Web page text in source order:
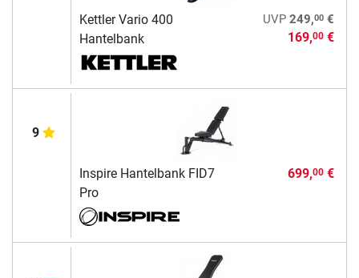
Kettler Vario 400
Hantelbank
UVP 249,00€
169,00€
9
Inspire Hantelbank FID7
Pro
699,00€